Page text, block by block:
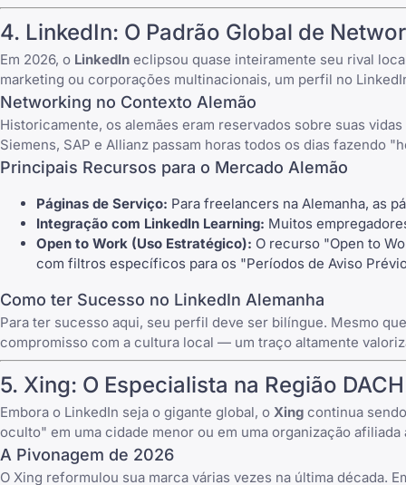
4. LinkedIn: O Padrão Global de
Em 2026, o LinkedIn eclipsou quase inteiramente seu rival
marketing ou corporações multinacionais, um perfil no
Networking no Contexto Alemão
Historicamente, os alemães eram reservados sobre suas
Siemens, SAP e Allianz passam horas todos os dias fazendo
Principais Recursos para o Mercado Alemão
Páginas de Serviço: Para freelancers na Alemanha, as
Integração com LinkedIn Learning: Muitos
Open to Work (Uso Estratégico): O recurso "Open to
com filtros específicos para os "Períodos de Aviso
Como ter Sucesso no LinkedIn Alemanha
Para ter sucesso aqui, seu perfil deve ser bilíngue. Mesmo
compromisso com a cultura local — um traço altamente
5. Xing: O Especialista na Região DACH
Embora o LinkedIn seja o gigante global, o Xing continua
oculto" em uma cidade menor ou em uma organização
A Pivonagem de 2026
O Xing reformulou sua marca várias vezes na última década.